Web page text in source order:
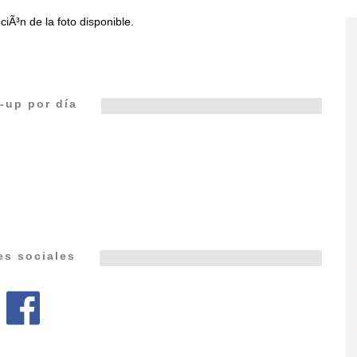
up por día
sociales